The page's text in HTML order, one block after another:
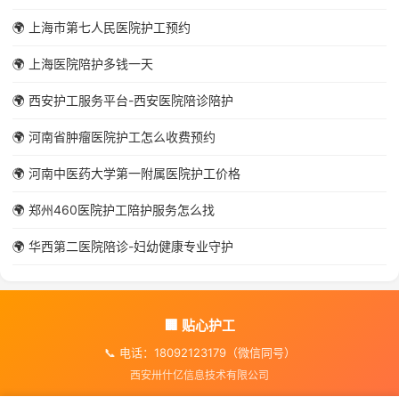
🌍 上海市第七人民医院护工预约
🌍 上海医院陪护多钱一天
🌍 西安护工服务平台-西安医院陪诊陪护
🌍 河南省肿瘤医院护工怎么收费预约
🌍 河南中医药大学第一附属医院护工价格
🌍 郑州460医院护工陪护服务怎么找
🌍 华西第二医院陪诊-妇幼健康专业守护
🏢 贴心护工
📞 电话：18092123179（微信同号）
西安卅什亿信息技术有限公司